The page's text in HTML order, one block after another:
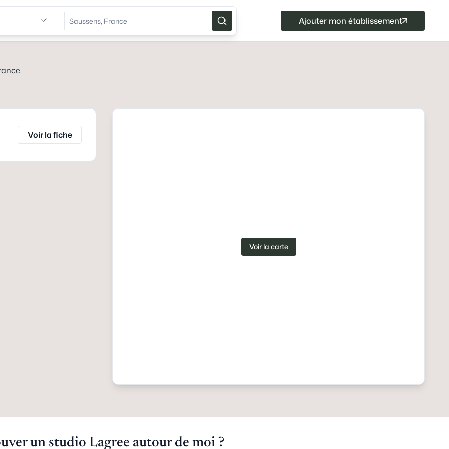
Ajouter mon établissement
.
Voir la fiche
Voir la carte
un studio Lagree autour de moi ?